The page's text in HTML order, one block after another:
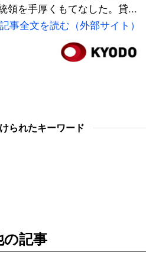
領を手厚くもてなした。貸...
記事全文を読む（外部サイト）
られたキーワード
記事